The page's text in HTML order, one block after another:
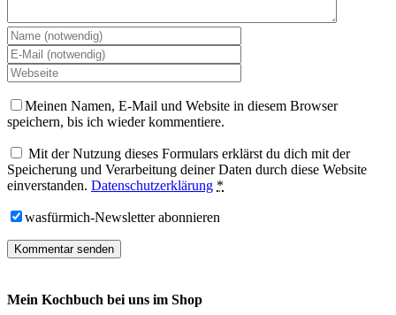
Meinen Namen, E-Mail und Website in diesem Browser
speichern, bis ich wieder kommentiere.
Mit der Nutzung dieses Formulars erklärst du dich mit der
Speicherung und Verarbeitung deiner Daten durch diese Website
einverstanden. Datenschutzerklärung *
wasfürmich-Newsletter abonnieren
Mein Kochbuch bei uns im Shop